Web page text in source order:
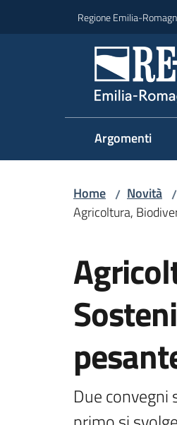
Regione Emilia-
Argomenti
Home / Novità /
Agricoltura,
Due convegni